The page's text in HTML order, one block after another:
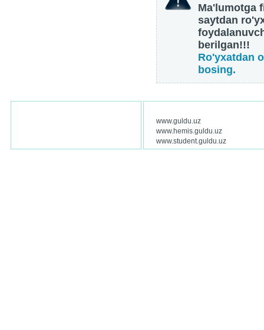
Ma'lumotga
saytdan
berilgan!!!
Ro'yxatdan
bosing.
www.guldu.uz
www.hemis.guldu.uz
www.student.guldu.uz